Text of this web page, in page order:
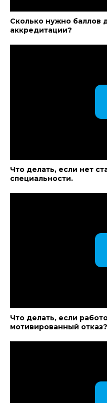
Сколько нужно баллов
аккредитации?
Что делать, если нет
специальности.
Что делать, если
мотивированный отказ?